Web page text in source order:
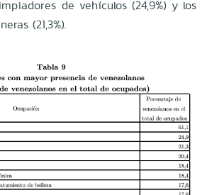
de vehículos (24,9%) y los
(21,3%).